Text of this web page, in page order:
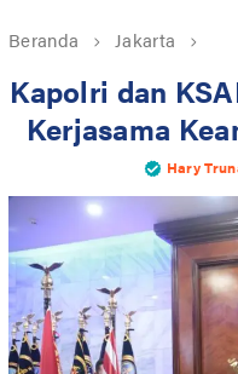
Beranda Jakarta
Kapolri dan
Kerjasama
Hary